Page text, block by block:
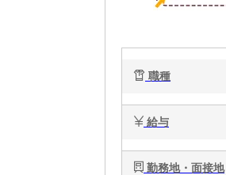
職種
給与
勤務地・面接地